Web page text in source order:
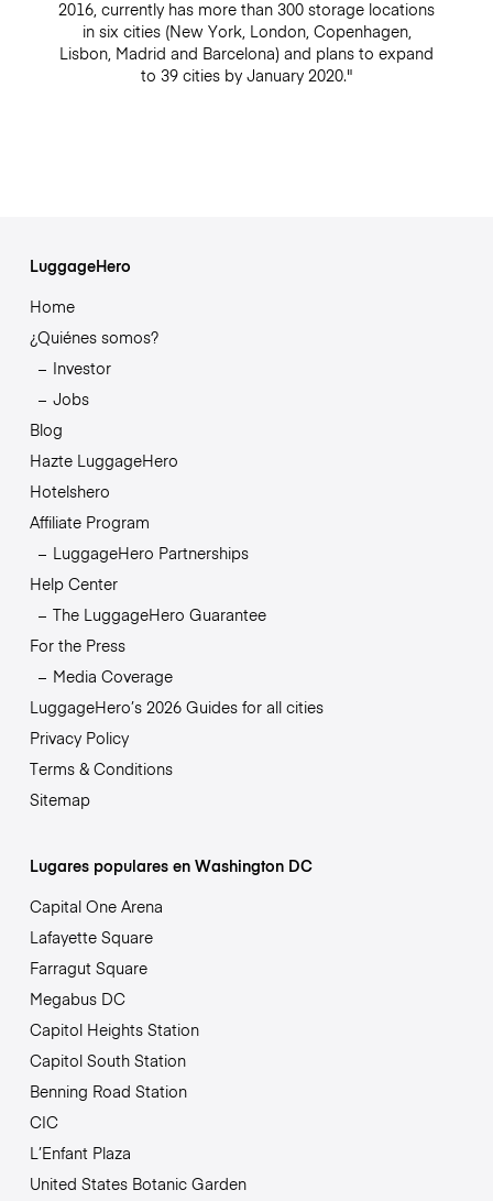
2016, currently has more than 300 storage locations
in six cities (New York, London, Copenhagen,
Lisbon, Madrid and Barcelona) and plans to expand
to 39 cities by January 2020."
LuggageHero
Home
¿Quiénes somos?
Investor
Jobs
Blog
Hazte LuggageHero
Hotelshero
Affiliate Program
LuggageHero Partnerships
Help Center
The LuggageHero Guarantee
For the Press
Media Coverage
LuggageHero’s 2026 Guides for all cities
Privacy Policy
Terms & Conditions
Sitemap
Lugares populares en Washington DC
Capital One Arena
Lafayette Square
Farragut Square
Megabus DC
Capitol Heights Station
Capitol South Station
Benning Road Station
CIC
L’Enfant Plaza
United States Botanic Garden